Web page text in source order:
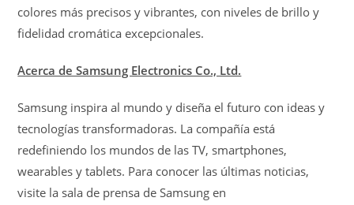
colores más precisos y vibrantes, con niveles de brillo y
fidelidad cromática excepcionales.
Acerca de Samsung Electronics Co., Ltd.
Samsung inspira al mundo y diseña el futuro con ideas y
tecnologías transformadoras. La compañía está
redefiniendo los mundos de las TV, smartphones,
wearables y tablets. Para conocer las últimas noticias,
visite la sala de prensa de Samsung en